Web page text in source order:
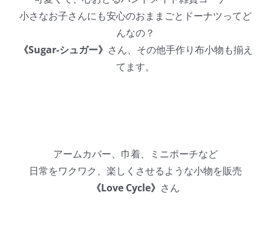
小さなお子さんにも安心のおままごとドーナツってど
んなの？
《Sugar-シュガー》 さん、その他手作り布小物も揃え
てます。
アームカバー、巾着、ミニポーチなど
日常をワクワク、楽しくさせるような小物を販売
《Love Cycle》 さん